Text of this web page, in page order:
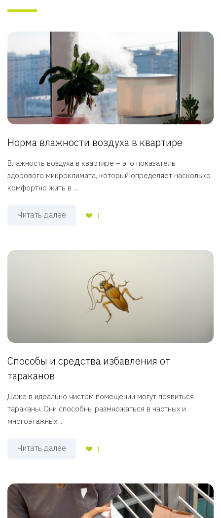
Норма влажности воздуха в квартире
Влажность воздуха в квартире – это показатель
здорового микроклимата, который определяет насколько
комфортно жить в ...
Читать далее 1
Способы и средства избавления от
тараканов
Даже в идеально чистом помещении могут появиться
тараканы. Они способны размножаться в частных и
многоэтажных ...
Читать далее 1